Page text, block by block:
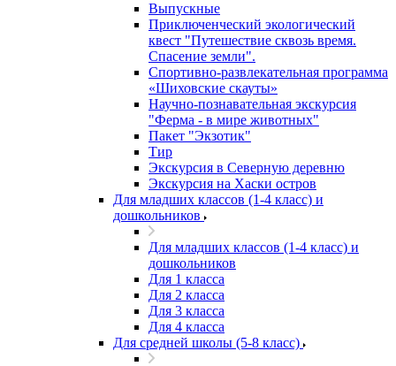
Выпускные
Приключенческий экологический
квест "Путешествие сквозь время.
Спасение земли".
Спортивно-развлекательная программа
«Шиховские скауты»
Научно-познавательная экскурсия
"Ферма - в мире животных"
Пакет "Экзотик"
Тир
Экскурсия в Северную деревню
Экскурсия на Хаски остров
Для младших классов (1-4 класс) и
дошкольников
Для младших классов (1-4 класс) и
дошкольников
Для 1 класса
Для 2 класса
Для 3 класса
Для 4 класса
Для средней школы (5-8 класс)